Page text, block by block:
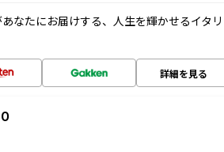
なたにお届けする、人生を輝かせるイタリ
詳細を見る